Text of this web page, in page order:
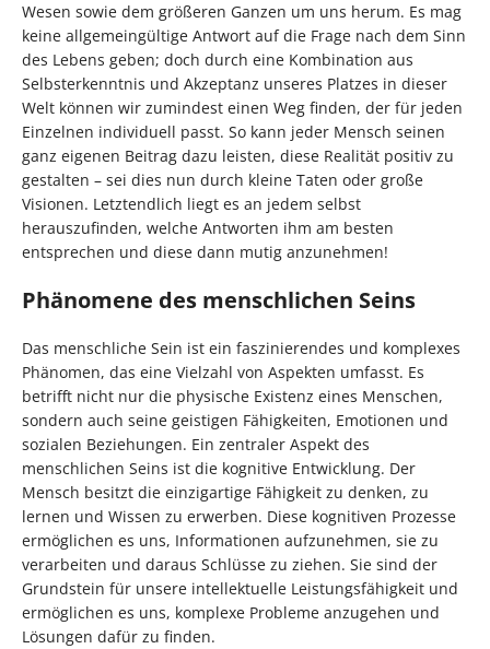
Wesen sowie dem größeren Ganzen um uns herum. Es mag
keine allgemeingültige Antwort auf die Frage nach dem Sinn
des Lebens geben; doch durch eine Kombination aus
Selbsterkenntnis und Akzeptanz unseres Platzes in dieser
Welt können wir zumindest einen Weg finden, der für jeden
Einzelnen individuell passt. So kann jeder Mensch seinen
ganz eigenen Beitrag dazu leisten, diese Realität positiv zu
gestalten – sei dies nun durch kleine Taten oder große
Visionen. Letztendlich liegt es an jedem selbst
herauszufinden, welche Antworten ihm am besten
entsprechen und diese dann mutig anzunehmen!
Phänomene des menschlichen Seins
Das menschliche Sein ist ein faszinierendes und komplexes
Phänomen, das eine Vielzahl von Aspekten umfasst. Es
betrifft nicht nur die physische Existenz eines Menschen,
sondern auch seine geistigen Fähigkeiten, Emotionen und
sozialen Beziehungen. Ein zentraler Aspekt des
menschlichen Seins ist die kognitive Entwicklung. Der
Mensch besitzt die einzigartige Fähigkeit zu denken, zu
lernen und Wissen zu erwerben. Diese kognitiven Prozesse
ermöglichen es uns, Informationen aufzunehmen, sie zu
verarbeiten und daraus Schlüsse zu ziehen. Sie sind der
Grundstein für unsere intellektuelle Leistungsfähigkeit und
ermöglichen es uns, komplexe Probleme anzugehen und
Lösungen dafür zu finden.